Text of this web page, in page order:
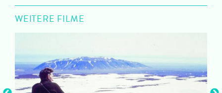
WEITERE FILME